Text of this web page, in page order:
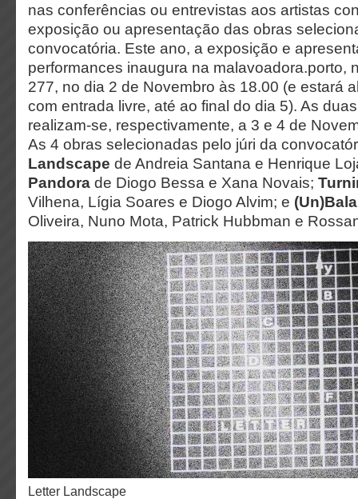
nas conferências ou entrevistas aos artistas
exposição ou apresentação das obras
convocatória. Este ano, a exposição e
performances inaugura na malavoadora.porto,
277, no dia 2 de Novembro às 18.00 (e estará
com entrada livre, até ao final do dia 5). As
realizam-se, respectivamente, a 3 e 4 de
As 4 obras selecionadas pelo júri da
Landscape de Andreia Santana e Henrique
Pandora de Diogo Bessa e Xana Novais;
Vilhena, Lígia Soares e Diogo Alvim; e
Oliveira, Nuno Mota, Patrick Hubbman e
Letter Landscape